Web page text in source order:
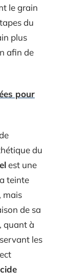
le grain
du
plus
afin de
pour
du
est une
teinte
mais
de sa
, quant à
les